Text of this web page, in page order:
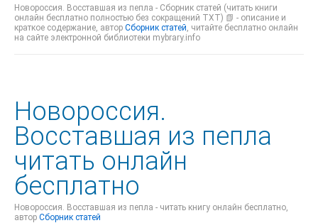
Новороссия. Восставшая из пепла - Сборник статей (читать книги
онлайн бесплатно полностью без сокращений TXT) 📗 - описание и
краткое содержание, автор Сборник статей , читайте бесплатно онлайн
на сайте электронной библиотеки mybrary.info
Новороссия.
Восставшая из пепла
читать онлайн
бесплатно
Новороссия. Восставшая из пепла - читать книгу онлайн бесплатно,
автор Сборник статей